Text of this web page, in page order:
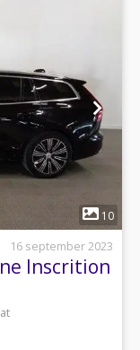
10
16 september 2023
Inscrition